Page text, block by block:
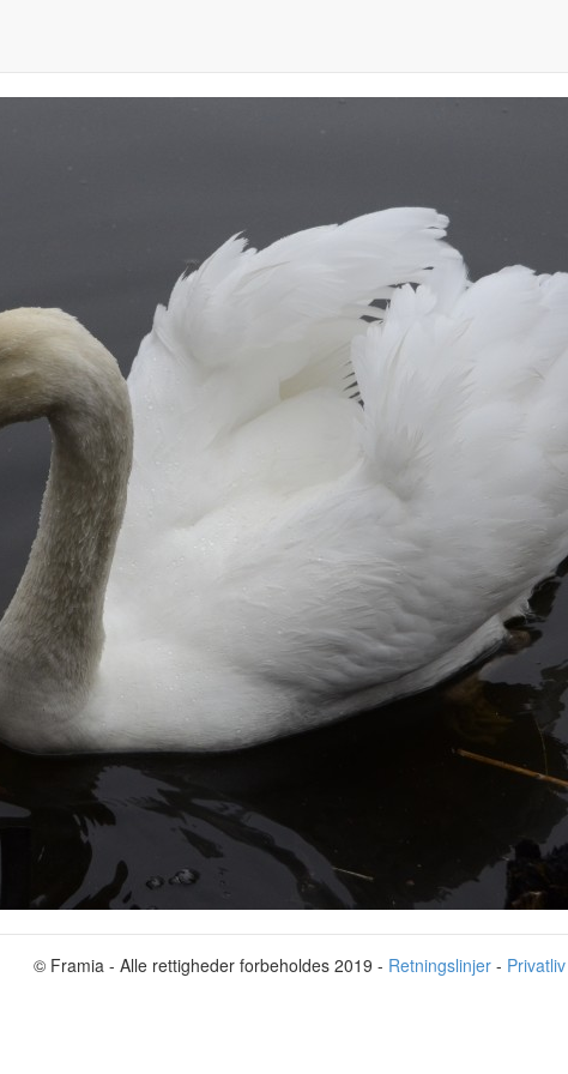
© Framia - Alle rettigheder forbeholdes 2019 - Retningslinjer - Privatliv